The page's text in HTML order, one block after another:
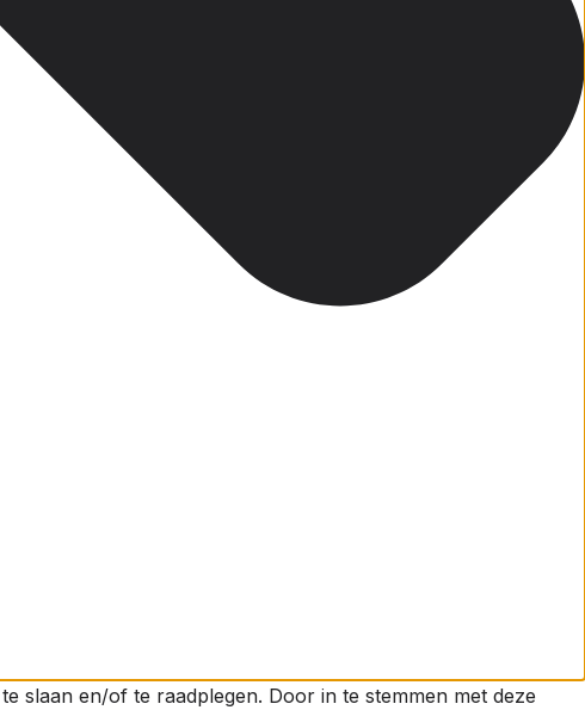
slaan en/of te raadplegen. Door in te stemmen met deze